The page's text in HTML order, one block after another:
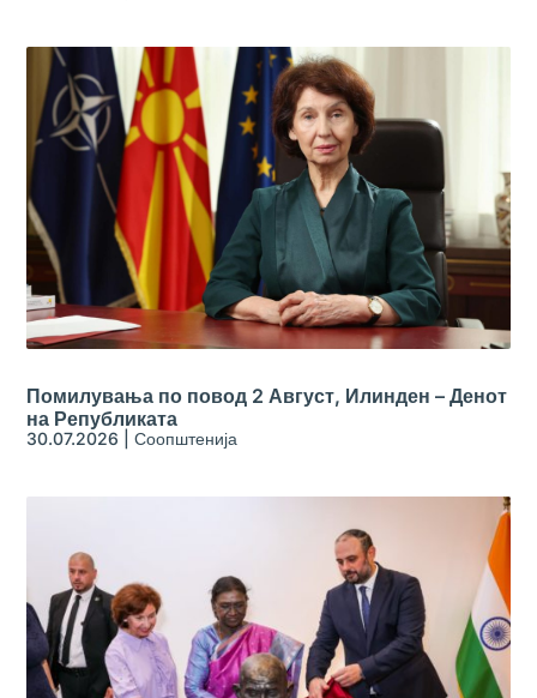
Помилувања по повод 2 Август, Илинден – Денот
на Републиката
30.07.2026 |Соопштенија